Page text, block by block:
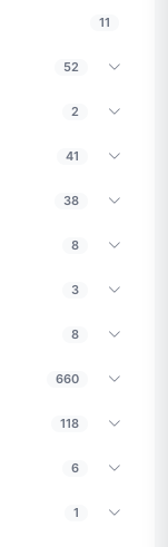
11
52
2
41
38
8
3
8
660
118
6
1